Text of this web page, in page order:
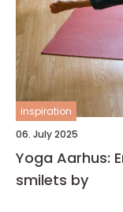
inspiration
06. July 2025
Yoga Aarhus:
smilets by